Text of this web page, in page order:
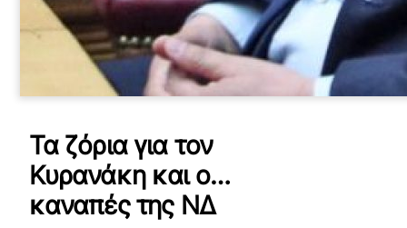
Τα ζόρια για τον
Κυρανάκη και ο…
καναπές της ΝΔ